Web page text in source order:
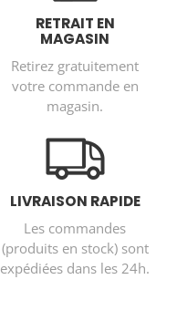
RETRAIT EN
MAGASIN
Retirez gratuitement
votre commande en
magasin.
LIVRAISON RAPIDE
Les commandes
(produits en stock) sont
expédiées dans les 24h.